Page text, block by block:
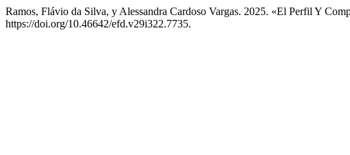
Ramos, Flávio da Silva, y Alessandra Cardoso Vargas. 2025. «El Perfil Y
https://doi.org/10.46642/efd.v29i322.7735.